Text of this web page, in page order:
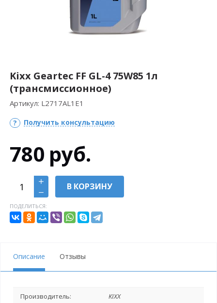
Kixx Geartec FF GL-4 75W85 1л
(трансмиссионное)
Артикул: L2717AL1E1
Получить консультацию
780 руб.
В КОРЗИНУ
ПОДЕЛИТЬСЯ:
Описание Отзывы
Производитель: KIXX